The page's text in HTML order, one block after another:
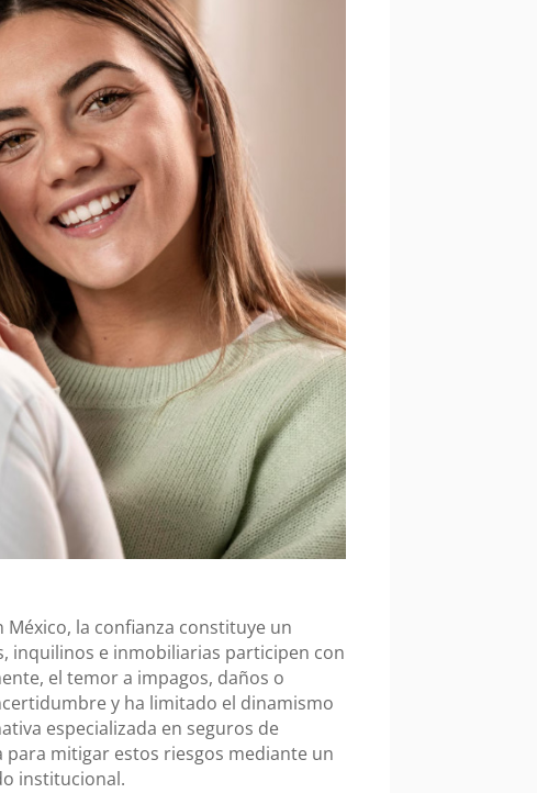
la confianza constituye un
inquilinos e inmobiliarias participen con
el temor a impagos, daños o
y ha limitado el dinamismo
especializada en seguros de
mitigar estos riesgos mediante un
institucional.